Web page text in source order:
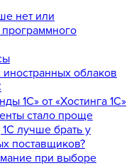
нет или
иностранных облаков
1С» от «Хостинга 1С»
стало проще
лучше брать у
поставщиков?
при выборе